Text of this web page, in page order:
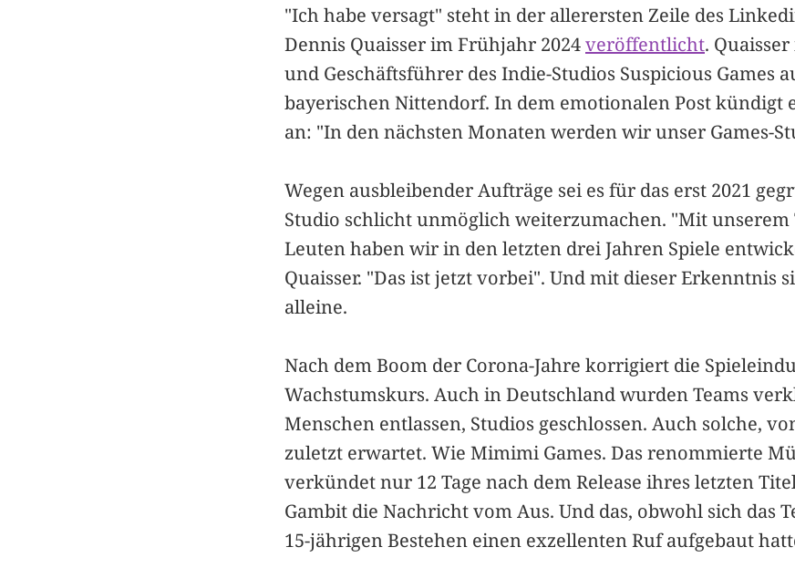
"Ich habe versagt" steht in der allerersten Zeile des
Dennis Quaisser im Frühjahr 2024veröffentlicht.
und Geschäftsführer des Indie-Studios Suspicious Games
bayerischen Nittendorf. In dem emotionalen Post kündigt
an: "In den nächsten Monaten werden wir unser Games-
Wegen ausbleibender Aufträge sei es für das erst 2021
Studio schlicht unmöglich weiterzumachen. "Mit unserem
Leuten haben wir in den letzten drei Jahren Spiele
Quaisser. "Das ist jetzt vorbei". Und mit dieser Erkenntnis
alleine.
Nach dem Boom der Corona-Jahre korrigiert die
Wachstumskurs. Auch in Deutschland wurden Teams
Menschen entlassen, Studios geschlossen. Auch solche,
zuletzt erwartet. Wie Mimimi Games. Das renommierte
verkündet nur 12 Tage nach dem Release ihres letzten
Gambit die Nachricht vom Aus. Und das, obwohl sich das
15-jährigen Bestehen einen exzellenten Ruf aufgebaut